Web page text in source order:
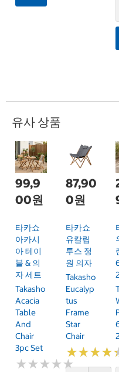
유사 상품
99,9
00원
타카쇼
아카시
아 테이
블 & 의
자 세트
Takasho
Acacia
Table
And
Chair
3pc Set
★★★★★
★★★★★
87,90
0원
타카쇼
유칼립
투스 정
원 의자
Takasho
Eucalyp
Tus
Frame
Star
Chair
★★★★
★★★★